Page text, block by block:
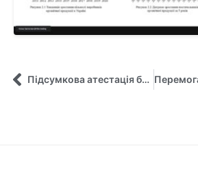
Підсумкова атестація бакалаврів зі спеціальності «Публічне управління та адміністрування»